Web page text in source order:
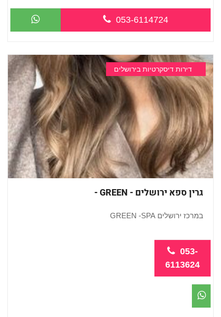
053-6114724
דירות דיסקרטיות בירושלים
גרין ספא ירושלים - GREEN -
במרכז ירושלים GREEN -SPA
053-
6113624